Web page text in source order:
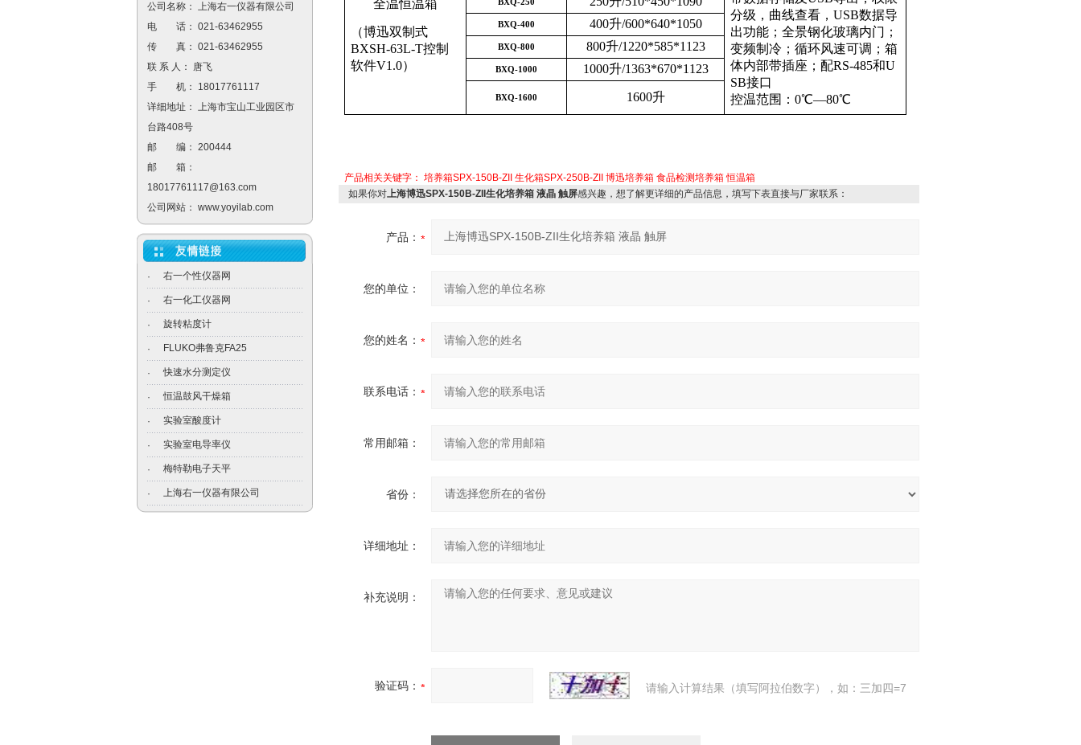
公司名称： 上海右一仪器有限公司
电 话： 021-63462955
传 真： 021-63462955
联 系 人： 唐飞
手 机： 18017761117
详细地址： 上海市宝山工业园区市
台路408号
邮 编： 200444
邮 箱：
18017761117@163.com
公司网站： www.yoyilab.com
· 右一个性仪器网
· 右一化工仪器网
· 旋转粘度计
· FLUKO弗鲁克FA25
· 快速水分测定仪
· 恒温鼓风干燥箱
· 实验室酸度计
· 实验室电导率仪
· 梅特勒电子天平
· 上海右一仪器有限公司
全温恒温箱
（博迅双制式
BXSH-63L-T控制
软件V1.0）
分级，曲线查看，USB数据导
出功能；全景钢化玻璃内门；
变频制冷；循环风速可调；箱
体内部带插座；配RS-485和U
SB接口
控温范围：0℃—80℃
BXQ-400 400升/600*640*1050
BXQ-800 800升/1220*585*1123
BXQ-1000 1000升/1363*670*1123
BXQ-1600 1600升
产品相关关键字： 培养箱SPX-150B-ZII 生化箱SPX-250B-ZII 博迅培养箱 食品检测培养箱 恒温箱
如果你对上海博迅SPX-150B-ZII生化培养箱 液晶 触屏感兴趣，想了解更详细的产品信息，填写下表直接与厂家联系：
产品：
您的单位：
您的姓名：
联系电话：
常用邮箱：
省份：
详细地址：
补充说明：
验证码： 请输入计算结果（填写阿拉伯数字），如：三加四=7